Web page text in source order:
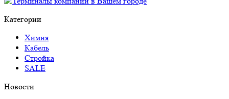
Категории
Химия
Кабель
Стройка
SALE
Новости